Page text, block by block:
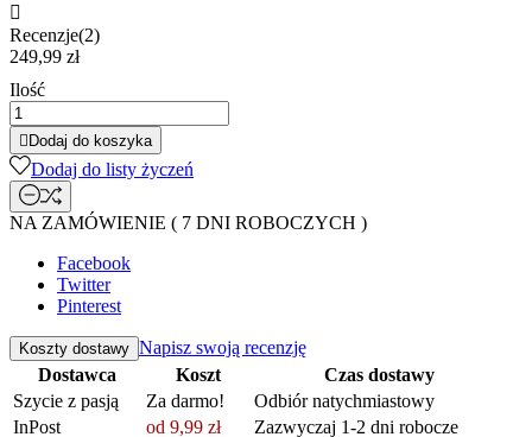

Recenzje(2)
249,99 zł
Ilość
 Dodaj do koszyka
Dodaj do listy życzeń
NA ZAMÓWIENIE ( 7 DNI ROBOCZYCH )
Facebook
Twitter
Pinterest
Koszty dostawy Napisz swoją recenzję
Dostawca
Koszt
Czas dostawy
Szycie z pasją
Za darmo!
Odbiór natychmiastowy
InPost
od 9,99 zł
Zazwyczaj 1-2 dni robocze